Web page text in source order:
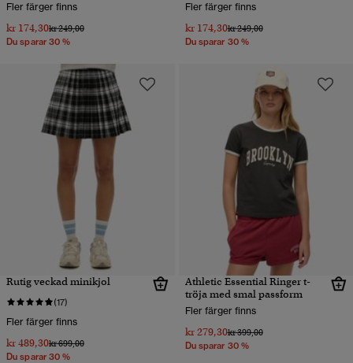
Fler färger finns
kr 174,30Pris reducerat från
kr 249,00till
Du sparar 30 %
Fler färger finns
kr 174,30Pris reducerat från
kr 249,00till
Du sparar 30 %
Rutig veckad minikjol
(17)
Fler färger finns
kr 489,30Pris reducerat från
kr 699,00till
Du sparar 30 %
Athletic Essential Ringer t-
tröja med smal passform
Fler färger finns
kr 279,30Pris reducerat från
kr 399,00till
Du sparar 30 %